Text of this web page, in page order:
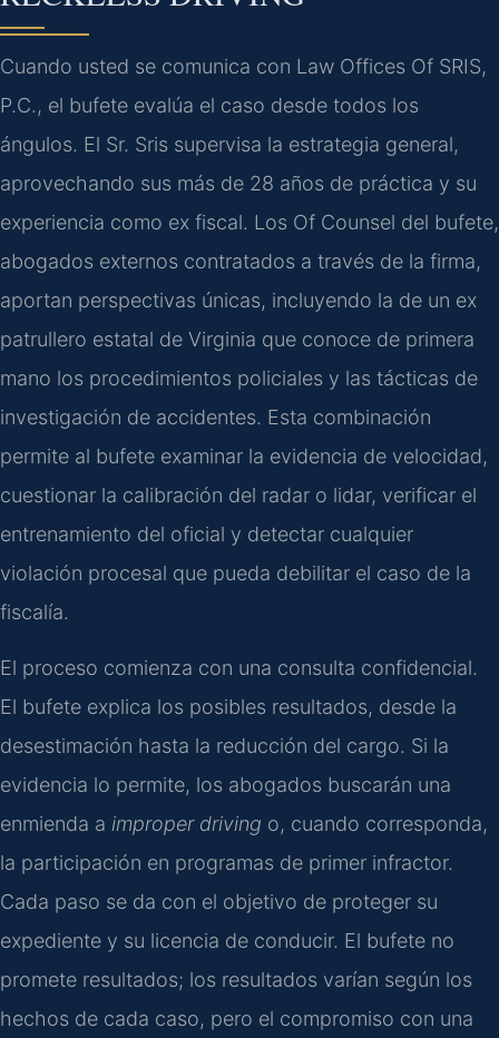
Cuando usted se comunica con Law Offices Of SRIS,
P.C., el bufete evalúa el caso desde todos los
ángulos. El Sr. Sris supervisa la estrategia general,
aprovechando sus más de 28 años de práctica y su
experiencia como ex fiscal. Los Of Counsel del bufete,
abogados externos contratados a través de la firma,
aportan perspectivas únicas, incluyendo la de un ex
patrullero estatal de Virginia que conoce de primera
mano los procedimientos policiales y las tácticas de
investigación de accidentes. Esta combinación
permite al bufete examinar la evidencia de velocidad,
cuestionar la calibración del radar o lidar, verificar el
entrenamiento del oficial y detectar cualquier
violación procesal que pueda debilitar el caso de la
fiscalía.
El proceso comienza con una consulta confidencial.
El bufete explica los posibles resultados, desde la
desestimación hasta la reducción del cargo. Si la
evidencia lo permite, los abogados buscarán una
enmienda a improper driving o, cuando corresponda,
la participación en programas de primer infractor.
Cada paso se da con el objetivo de proteger su
expediente y su licencia de conducir. El bufete no
promete resultados; los resultados varían según los
hechos de cada caso, pero el compromiso con una